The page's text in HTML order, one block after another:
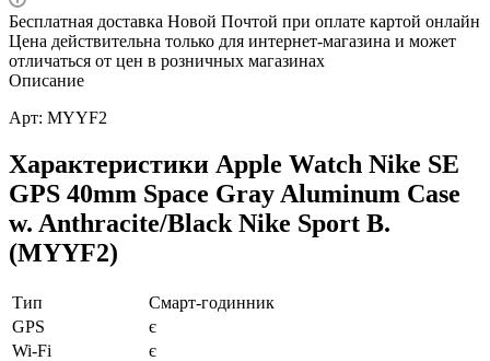
Бесплатная доставка Новой Почтой при оплате картой онлайн
Цена действительна только для интернет-магазина и может
отличаться от цен в розничных магазинах
Описание
Арт: MYYF2
Характеристики Apple Watch Nike SE
GPS 40mm Space Gray Aluminum Case
w. Anthracite/Black Nike Sport B.
(MYYF2)
Тип
Смарт-годинник
GPS
є
Wi-Fi
є